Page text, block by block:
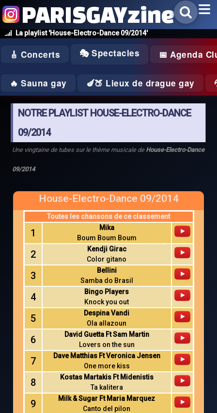
La playlist 'House-Electro-Dance 09/2014'
PARISGAYzine
🎸 Concerts 🎭 Spectacles 📅 Agenda
🔥 Sauna gay 🍆🍑 Lieux de drague gay
NOTRE PLAYLIST HOUSE-ELECTRO-DANCE
09/2014
Une vingtaine de tubes sur le thème musicale de House-Electro-Dance
09/2014
House-Electro-Dance 09/2014
Toutes les chansons de ce classement
1
Mika
Boum Boum Boum
2
Kendji Girac
Color gitano
3
Bellini
Samba do Brasil
4
Bingo Players
Knock you out
5
Despina Vandi
Ola allazoun
6
David Guetta Ft Sam Martin
Lovers on the sun
7
Dave Matthias Ft Veronica Jensen
One more kiss
8
Kostas Martakis Ft Midenistis
Ta kalitera
9
Milk & Sugar Ft Maria Marquez
Canto del pilon